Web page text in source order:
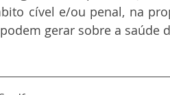
cível e/ou penal, na
gerar sobre a saúde